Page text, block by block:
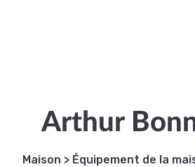
Arthur
Maison > Équipement de la